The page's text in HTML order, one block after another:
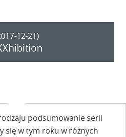
12-21)
podsumowanie serii
się w tym roku w różnych